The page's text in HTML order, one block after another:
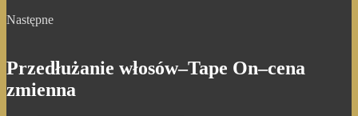
Następne
Przedłużanie włosów–Tape On–cena
zmienna
nie są
opcjonalne. Są
funkcjonowania
strony
internetowej.